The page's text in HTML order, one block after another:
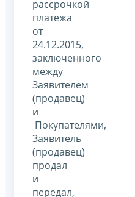
рассрочкой
платежа
от
24.12.2015,
заключенного
между
Заявителем
(продавец)
и
Покупателями,
Заявитель
(продавец)
продал
и
передал,